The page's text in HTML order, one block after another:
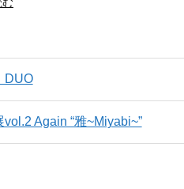
む
DUO
vol.2 Again “雅~Miyabi~”